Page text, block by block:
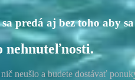
predá aj bez toho aby
nehnuteľnosti.
neušlo a budete dostávať